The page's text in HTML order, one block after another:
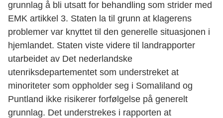
grunnlag å bli utsatt for behandling som strider med
EMK artikkel 3. Staten la til grunn at klagerens
problemer var knyttet til den generelle situasjonen i
hjemlandet. Staten viste videre til landrapporter
utarbeidet av Det nederlandske
utenriksdepartementet som understreket at
minoriteter som oppholder seg i Somaliland og
Puntland ikke risikerer forfølgelse på generelt
grunnlag. Det understrekes i rapporten at